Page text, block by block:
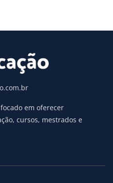
em oferecer
cursos, mestrados e